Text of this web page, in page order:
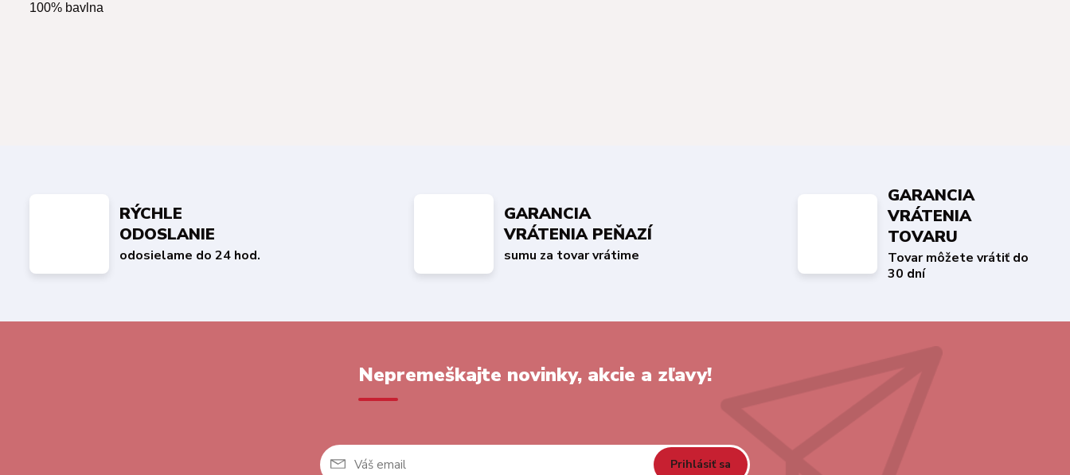
100% bavlna
RÝCHLE
ODOSLANIE
odosielame do 24 hod.
GARANCIA
VRÁTENIA PEŇAZÍ
sumu za tovar vrátime
GARANCIA
VRÁTENIA
TOVARU
Tovar môžete vrátiť do
30 dní
Nepremeškajte novinky, akcie a zľavy!
Prihlásiť sa